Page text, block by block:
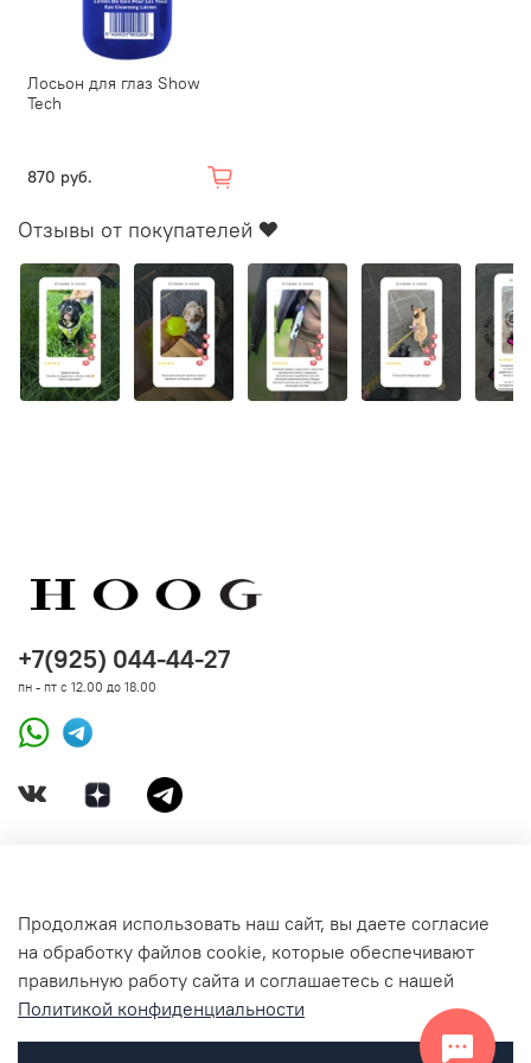
Лосьон для глаз Show
Tech
870 руб.
Отзывы от покупателей ❤️
СВЯЗАТЬСЯ С НАМИ
+7(925) 044-44-27
пн - пт с 12.00 до 18.00
Продолжая использовать наш сайт, вы даете согласие
на обработку файлов cookie, которые обеспечивают
правильную работу сайта и соглашаетесь с нашей
Политикой конфиденциальности